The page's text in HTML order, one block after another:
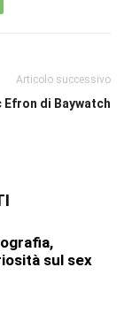
Articolo successivo
Efron di Baywatch
sul sex